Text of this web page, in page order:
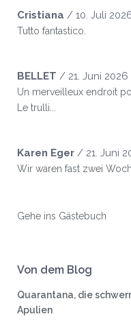
Cristiana / 10. Juli
Tutto fantastico.
BELLET / 21. Juni 2026
Un merveilleux endroit
Le trulli...
Karen Eger / 21. Juni
Wir waren fast zwei
Gehe ins Gästebuch
Von dem Blog
Quarantana, die
Apulien